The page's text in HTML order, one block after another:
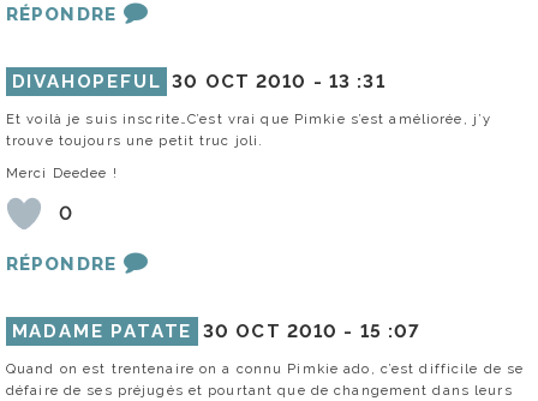
RÉPONDRE
DIVAHOPEFUL 30 OCT 2010 - 13 :31
Et voilà je suis inscrite…C’est vrai que Pimkie s’est améliorée, j’y
trouve toujours une petit truc joli.
Merci Deedee !
0
RÉPONDRE
MADAME PATATE 30 OCT 2010 - 15 :07
Quand on est trentenaire on a connu Pimkie ado, c’est difficile de se
défaire de ses préjugés et pourtant que de changement dans leurs